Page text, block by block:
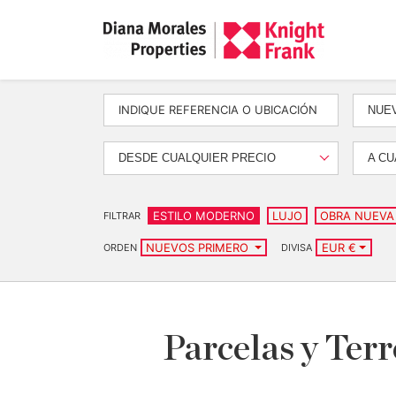
DESDE CUALQUIER PRECIO A
FILTRAR ESTILO MODERNO LUJO OBRA NUEVA
ORDEN NUEVOS PRIMERO DIVISA EUR €
Parcelas y